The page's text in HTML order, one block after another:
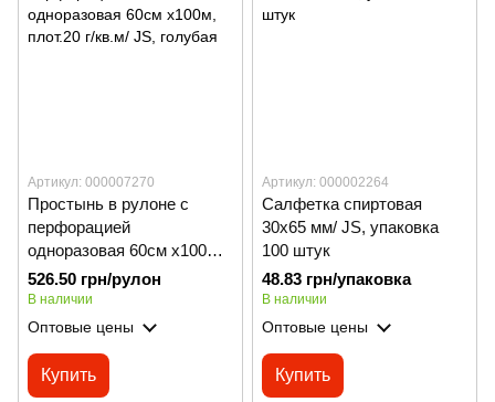
Артикул: 000007270
Простынь в рулоне с
перфорацией
одноразовая 60см х100м,
плот.20 г/кв.м/ JS, голубая
526.50 грн/рулон
В наличии
Оптовые цены
Купить
Артикул: 000002264
Салфетка спиртовая
30х65 мм/ JS, упаковка
100 штук
48.83 грн/упаковка
В наличии
Оптовые цены
Купить